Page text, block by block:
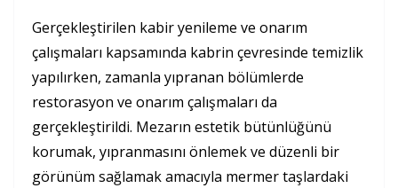
Gerçekleştirilen kabir yenileme ve onarım
çalışmaları kapsamında kabrin çevresinde temizlik
yapılırken, zamanla yıpranan bölümlerde
restorasyon ve onarım çalışmaları da
gerçekleştirildi. Mezarın estetik bütünlüğünü
korumak, yıpranmasını önlemek ve düzenli bir
görünüm sağlamak amacıyla mermer taşlardaki